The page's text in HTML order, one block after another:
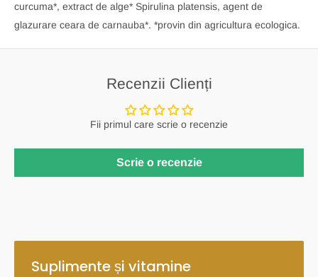
curcuma*, extract de alge* Spirulina platensis, agent de
glazurare ceara de carnauba*. *provin din agricultura ecologica.
Recenzii Clienți
Fii primul care scrie o recenzie
Scrie o recenzie
Suplimente și vitamine